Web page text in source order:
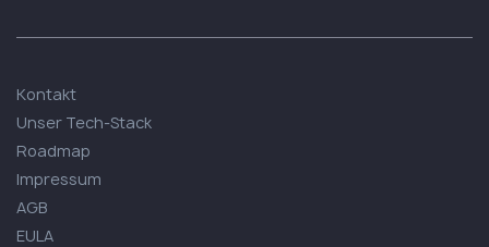
Kontakt
Unser Tech-Stack
Roadmap
Impressum
AGB
EULA